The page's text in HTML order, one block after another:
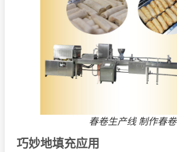
春卷生产线 制作春卷
巧妙地填充应用